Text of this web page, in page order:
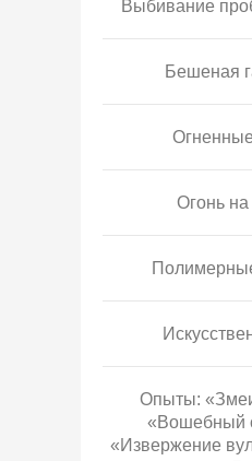
Выбивание
Бешеная
Огонь
Опыты:
«Вошебный
«Извержение